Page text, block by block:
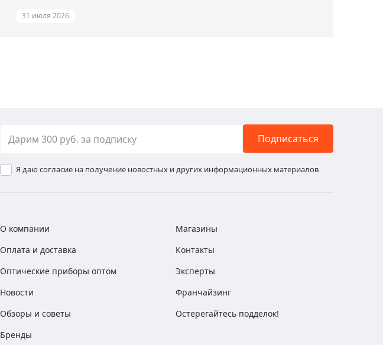
31 июля 2026
Подписаться
Я даю согласие на получение новостных и других информационных материалов
О компании
Оплата и доставка
Оптические приборы оптом
Новости
Обзоры и советы
Бренды
Магазины
Контакты
Эксперты
Франчайзинг
Остерегайтесь подделок!